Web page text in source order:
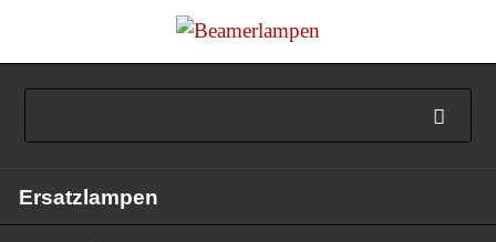
überspringen
Ersatzlampen